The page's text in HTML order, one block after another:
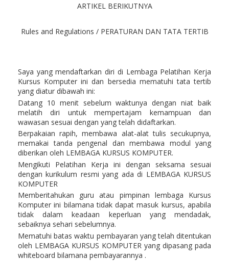
ARTIKEL BERIKUTNYA
Rules and Regulations / PERATURAN DAN TATA TERTIB
Saya yang mendaftarkan diri di Lembaga Pelatihan Kerja
Kursus Komputer ini dan bersedia mematuhi tata tertib
yang diatur dibawah ini:
Datang 10 menit sebelum waktunya dengan niat baik
melatih diri untuk mempertajam kemampuan dan
wawasan sesuai dengan yang telah didaftarkan.
Berpakaian rapih, membawa alat-alat tulis secukupnya,
memakai tanda pengenal dan membawa modul yang
diberikan oleh LEMBAGA KURSUS KOMPUTER.
Mengikuti Pelatihan Kerja ini dengan seksama sesuai
dengan kurikulum resmi yang ada di LEMBAGA KURSUS
KOMPUTER
Memberitahukan guru atau pimpinan lembaga Kursus
Komputer ini bilamana tidak dapat masuk kursus, apabila
tidak dalam keadaan keperluan yang mendadak,
sebaiknya sehari sebelumnya.
Mematuhi batas waktu pembayaran yang telah ditentukan
oleh LEMBAGA KURSUS KOMPUTER yang dipasang pada
whiteboard bilamana pembayarannya .